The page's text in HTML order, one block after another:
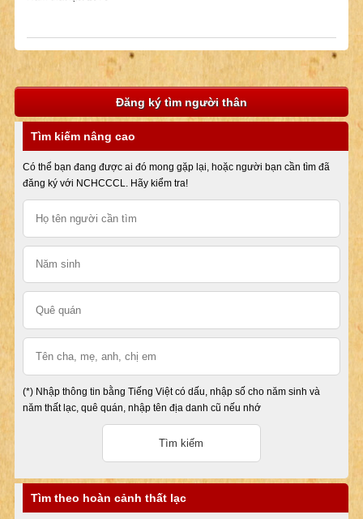
Đăng ký tìm người thân
Tìm kiếm nâng cao
Có thể bạn đang được ai đó mong gặp lại, hoặc người bạn cần tìm đã
đăng ký với NCHCCCL. Hãy kiểm tra!
(*) Nhập thông tin bằng Tiếng Việt có dấu, nhập số cho năm sinh và
năm thất lạc, quê quán, nhập tên địa danh cũ nếu nhớ
Tìm theo hoàn cảnh thất lạc